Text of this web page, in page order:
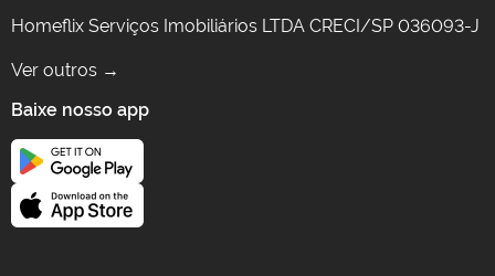
Homeflix Serviços Imobiliários LTDA CRECI/SP 036093-J
Ver outros →
Baixe nosso app